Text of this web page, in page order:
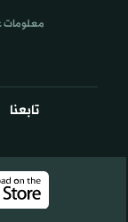
تابعنا
معلومات